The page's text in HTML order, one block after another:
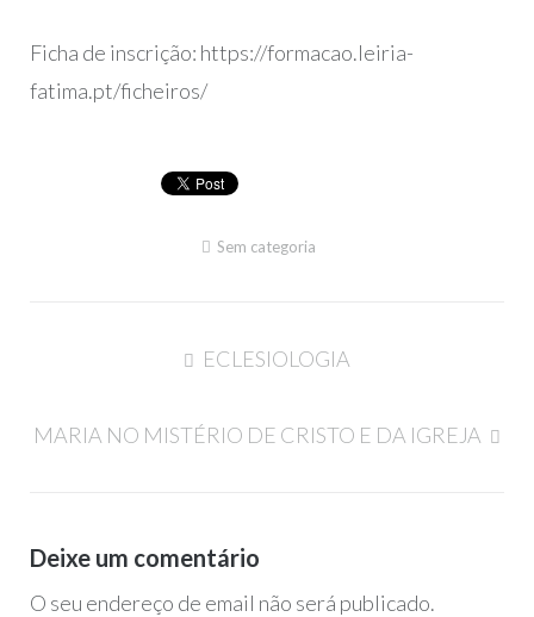
Ficha de inscrição: https://formacao.leiria-
fatima.pt/ficheiros/
Sem categoria
Navegação
artigos
ECLESIOLOGIA
MARIA NO MISTÉRIO DE CRISTO E DA IGREJA
Deixe um comentário
O seu endereço de email não será publicado.